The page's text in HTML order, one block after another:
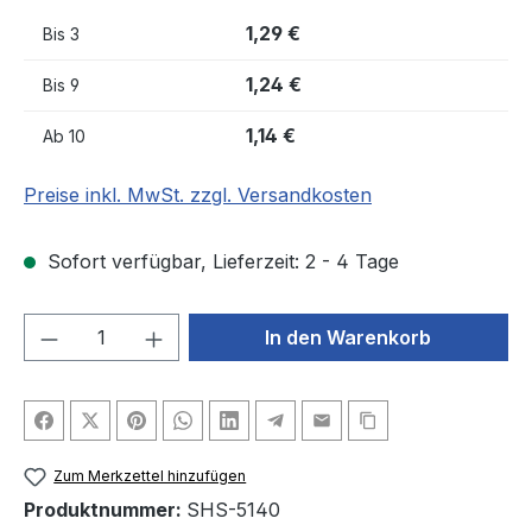
Bis 3 1,29 €
Bis 9 1,24 €
Ab 10 1,14 €
Preise inkl. MwSt. zzgl. Versandkosten
Sofort verfügbar, Lieferzeit: 2 - 4 Tage
Produkt Anzahl: Gib denIn den Warenkorb
Zum Merkzettel hinzufügen
Produktnummer: SHS-5140